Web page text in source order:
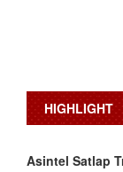
HIGHLIGHT
Asintel Satlap